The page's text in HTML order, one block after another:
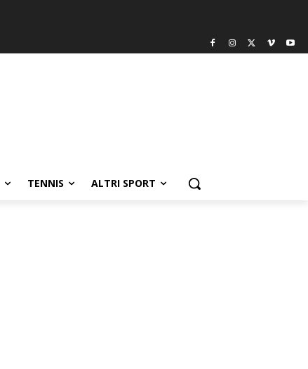
TENNIS ALTRI SPORT